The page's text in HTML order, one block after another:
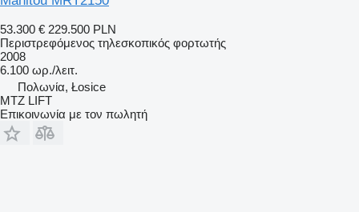
53.300 € 229.500 PLN
Περιστρεφόμενος τηλεσκοπικός φορτωτής
2008
6.100 ωρ./λειτ.
Πολωνία, Łosice
MTZ LIFT
Επικοινωνία με τον πωλητή